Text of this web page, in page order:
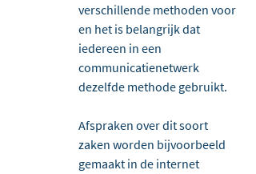
verschillende methoden voor
en het is belangrijk dat
iedereen in een
communicatienetwerk
dezelfde methode gebruikt.
Afspraken over dit soort
zaken worden bijvoorbeeld
gemaakt in de internet